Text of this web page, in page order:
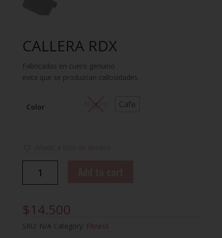
CALLERA RDX
Fabricadas en cuero genuino
evita que se produzcan callosidades.
Color Negro Cafe
$14.500
SKU: N/A Category: Fitness